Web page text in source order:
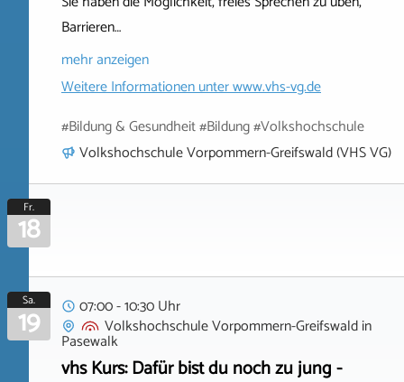
Barrieren…
mehr anzeigen
Weitere Informationen unterwww.vhs-vg.de
#Bildung & Gesundheit #Bildung #Volkshochschule
Volkshochschule Vorpommern-Greifswald (VHS VG)
Fr.
18
Sa.
19
07:00 - 10:30 Uhr
Volkshochschule Vorpommern-Greifswaldin
Pasewalk
vhs Kurs: Dafür bist du noch zu jung -